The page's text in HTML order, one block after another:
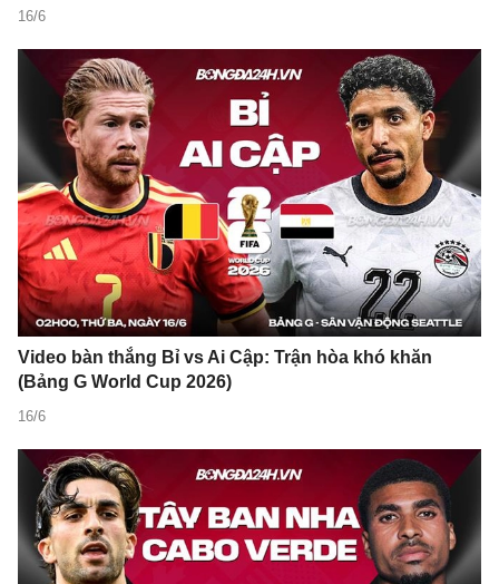
16/6
Video bàn thắng Bỉ vs Ai Cập: Trận hòa khó khăn
(Bảng G World Cup 2026)
16/6